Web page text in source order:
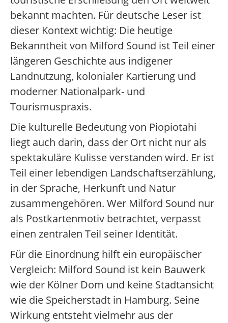
bekannt machten. Für deutsche Leser ist
dieser Kontext wichtig: Die heutige
Bekanntheit von Milford Sound ist Teil einer
längeren Geschichte aus indigener
Landnutzung, kolonialer Kartierung und
moderner Nationalpark- und
Tourismuspraxis.
Die kulturelle Bedeutung von Piopiotahi
liegt auch darin, dass der Ort nicht nur als
spektakuläre Kulisse verstanden wird. Er ist
Teil einer lebendigen Landschaftserzählung,
in der Sprache, Herkunft und Natur
zusammengehören. Wer Milford Sound nur
als Postkartenmotiv betrachtet, verpasst
einen zentralen Teil seiner Identität.
Für die Einordnung hilft ein europäischer
Vergleich: Milford Sound ist kein Bauwerk
wie der Kölner Dom und keine Stadtansicht
wie die Speicherstadt in Hamburg. Seine
Wirkung entsteht vielmehr aus der